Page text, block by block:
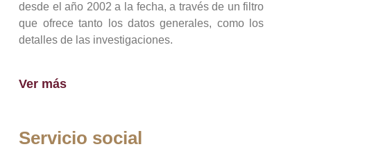
desde el año 2002 a la fecha, a través de un filtro
que ofrece tanto los datos generales, como los
detalles de las investigaciones.
Ver más
Servicio social